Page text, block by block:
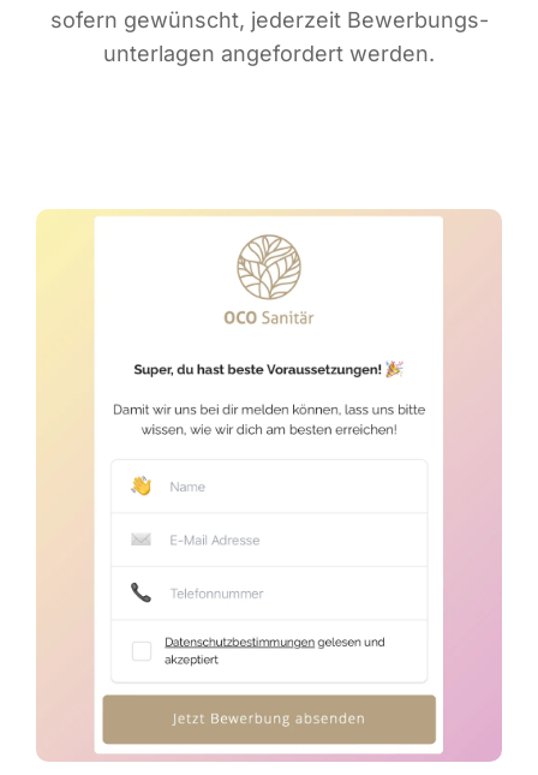
sofern gewünscht, jeder­zeit Bewer­bungs­
un­ter­la­gen ange­for­dert werden.